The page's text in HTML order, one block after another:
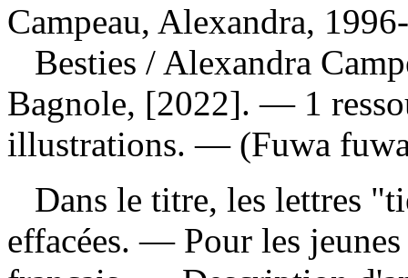
Campeau, Alexandra,
Besties / Alexandra
Bagnole, [2022]. — 1
illustrations. — (Fuwa
Dans le titre, les lettres
effacées. — Pour les